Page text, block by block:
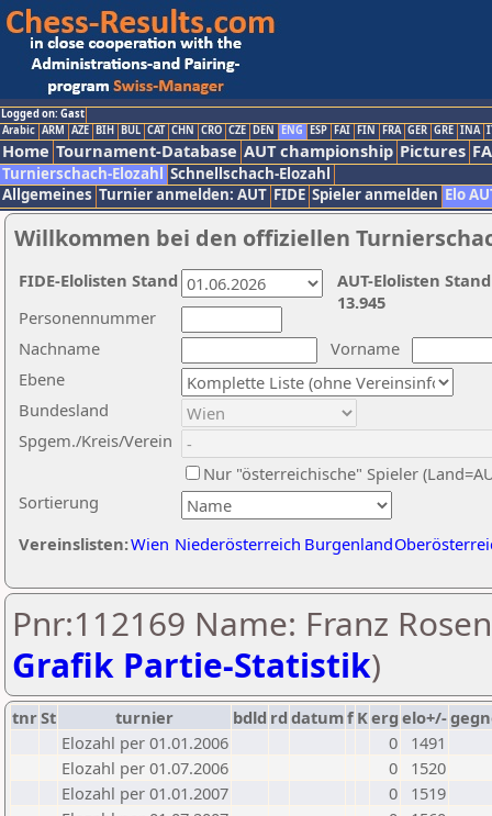
Logged on: Gast
Arabic ARM AZE BIH BUL CAT CHN CRO CZE DEN ENG ESP FAI FIN FRA GER GRE INA
Home Tournament-Database AUT championship Pictures
Turnierschach-Elozahl Schnellschach-Elozahl
Allgemeines Turnier anmelden: AUT FIDE Spieler anmelden Elo
Willkommen bei den offiziellen
Nachname
Vorname
Ebene
Sortierung
Personennummer
Bundesland
Spgem./Kreis/Verein
Nur "österreichische" Spieler
Vereinslisten:Wien Niederösterreich Burgenland
AUT-Elolisten
13.945
FIDE-Elolisten Stand
Pnr:112169 Name: Franz
Grafik Partie-Statistik)
tnrSt turnier bdld rd datumf Kerg elo+/-
Elozahl per 01.01.2006
0
1491
Elozahl per 01.07.2006
0
1520
Elozahl per 01.01.2007
0
1519